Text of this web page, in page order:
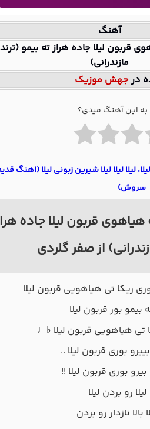
آهنگ
قربون لیلا جاده هراز ته بیمو (ترند
مازندرانی)
درجهش موزیک
به این آهنگ میدی؟
لیلا لیلا لیلا شیرین زبونی لیلا (اهنگ
سروش)
قربون لیلا جاده
از صفر گلردی
ریکا تی هیاهویی قربون لیلا
بیمو بور قربون لیلا
تی هیاهویی قربون لیلا ♭♩
بوری قربون لیلا ..
بوری قربون لیلا !!
لیلا رو بردن لیلا
بالا نازدار رو بردن